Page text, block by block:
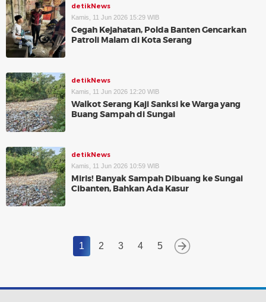
detikNews
Kamis, 11 Jun 2026 15:29 WIB
Cegah Kejahatan, Polda Banten Gencarkan
Patroli Malam di Kota Serang
detikNews
Kamis, 11 Jun 2026 12:20 WIB
Walkot Serang Kaji Sanksi ke Warga yang
Buang Sampah di Sungai
detikNews
Kamis, 11 Jun 2026 10:59 WIB
Miris! Banyak Sampah Dibuang ke Sungai
Cibanten, Bahkan Ada Kasur
1 2 3 4 5